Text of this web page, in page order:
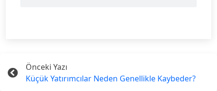
Önceki Yazı
Küçük Yatırımcılar Neden Genellikle Kaybeder?